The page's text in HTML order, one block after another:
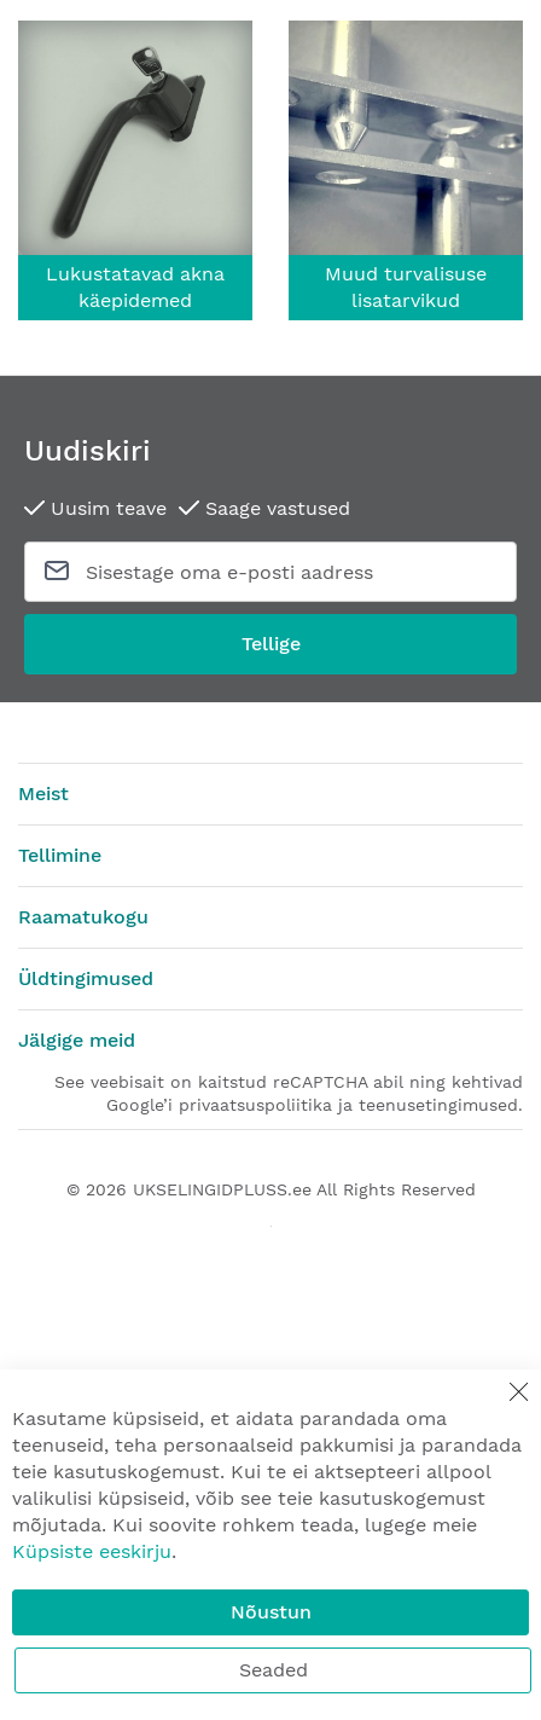
Lukustatavad akna
käepidemed
Muud turvalisuse
lisatarvikud
Uudiskiri
Uusim teave Saage vastused
Tellige
Meist
Tellimine
Raamatukogu
Üldtingimused
Jälgige meid
See veebisait on kaitstud reCAPTCHA abil ning kehtivad
Google’i privaatsuspoliitika ja teenusetingimused.
© 2026 UKSELINGIDPLUSS.eeAll Rights Reserved
Kasutame küpsiseid, et aidata parandada oma
teenuseid, teha personaalseid pakkumisi ja parandada
teie kasutuskogemust. Kui te ei aktsepteeri allpool
valikulisi küpsiseid, võib see teie kasutuskogemust
mõjutada. Kui soovite rohkem teada, lugege meie
Küpsiste eeskirju.
Nõustun
Seaded